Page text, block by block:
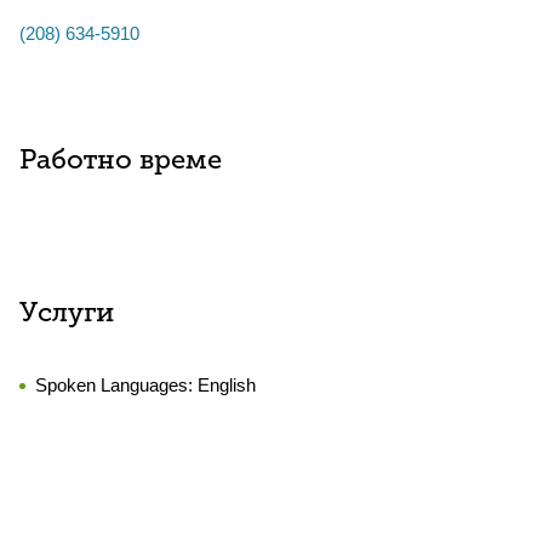
(208) 634-5910
Работно време
Услуги
Spoken Languages: English